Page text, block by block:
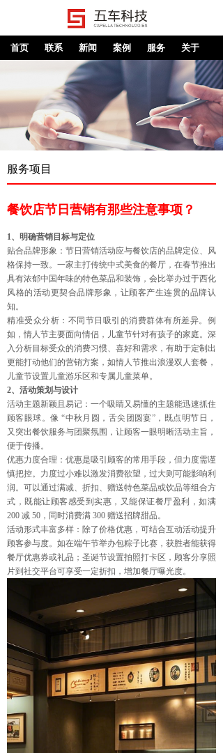
首页 联系 新闻 案例 服务 关于
服务项目
餐饮店节日营销有那些注意事项？
1、明确营销目标与定位
贴合品牌形象：节日营销活动应与餐饮店的品牌定位、风
格保持一致。一家主打传统中式美食的餐厅，在春节推出
具有浓郁中国年味的特色菜品和装饰，会比举办过于西化
风格的活动更契合品牌形象，让顾客产生连贯的品牌认
知。
精准受众分析：不同节日吸引的消费群体有所差异。例
如，情人节主要面向情侣，儿童节针对有孩子的家庭。深
入分析目标受众的消费习惯、喜好和需求，有助于定制出
更能打动他们的营销方案，如情人节推出浪漫双人套餐，
儿童节设置儿童游乐区和专属儿童菜单。
2、活动策划与设计
活动主题新颖且易记：一个吸睛又易懂的主题能迅速抓住
顾客眼球。像 “中秋月圆，舌尖团圆宴”，既点明节日，
又突出餐饮服务与团聚氛围，让顾客一眼明晰活动主旨，
便于传播。
优惠力度合理：优惠是吸引顾客的常用手段，但力度需谨
慎把控。力度过小难以激发消费欲望，过大则可能影响利
润。可以通过满减、折扣、赠送特色菜品或饮品等组合方
式，既能让顾客感受到实惠，又能保证餐厅盈利，如满
200 减 50，同时消费满 300 赠送招牌甜品。
活动形式丰富多样：除了价格优惠，可结合互动活动提升
顾客参与度。如在端午节举办包粽子比赛，获胜者能获得
餐厅优惠券或礼品；圣诞节设置拍照打卡区，顾客分享照
片到社交平台可享受一定折扣，增加餐厅曝光度。